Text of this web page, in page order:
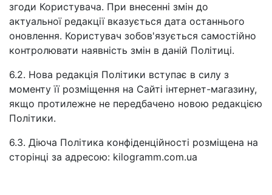
згоди Користувача. При внесенні змін до
актуальної редакції вказується дата останнього
оновлення. Користувач зобов'язується самостійно
контролювати наявність змін в даній Політиці.
6.2. Нова редакція Політики вступає в силу з
моменту її розміщення на Сайті інтернет-магазину,
якщо протилежне не передбачено новою редакцією
Політики.
6.3. Діюча Політика конфіденційності розміщена на
сторінці за адресою: kilogramm.com.ua